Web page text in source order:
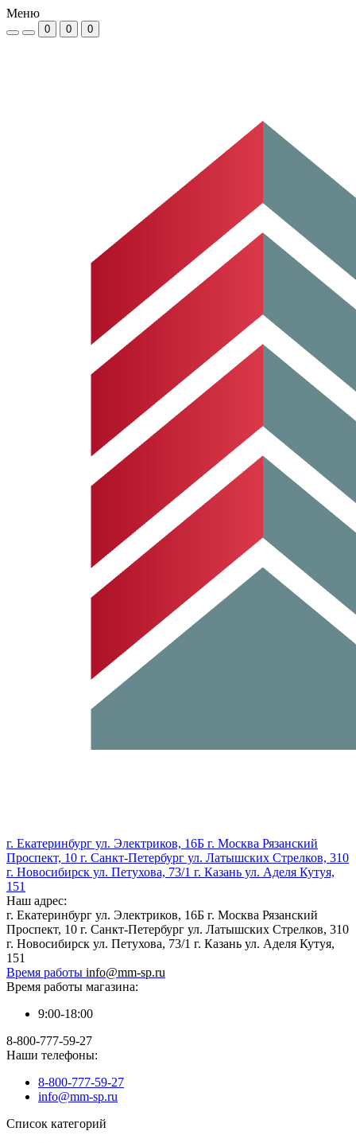
Меню
0 0 0
г. Екатеринбург ул. Электриков, 16Б г. Москва Рязанский
Проспект, 10 г. Санкт-Петербург ул. Латышских Стрелков, 310
г. Новосибирск ул. Петухова, 73/1 г. Казань ул. Аделя Кутуя,
151
Наш адрес:
г. Екатеринбург ул. Электриков, 16Б г. Москва Рязанский
Проспект, 10 г. Санкт-Петербург ул. Латышских Стрелков, 310
г. Новосибирск ул. Петухова, 73/1 г. Казань ул. Аделя Кутуя,
151
Время работы info@mm-sp.ru
Время работы магазина:
9:00-18:00
8-800-777-59-27
Наши телефоны:
8-800-777-59-27
info@mm-sp.ru
Список категорий